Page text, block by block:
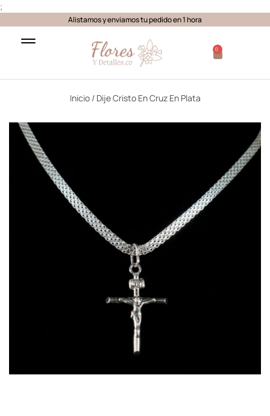
;
Alistamos y enviamos tu pedido en 1 hora
0
Inicio/ Dije Cristo En Cruz En Plata